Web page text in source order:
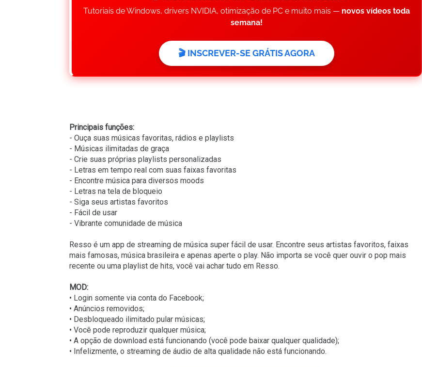
Tutoriais de Windows, drivers NVIDIA, otimização de PC e muito mais — novos vídeos toda
semana!
🎬 INSCREVER-SE GRÁTIS AGORA
Principais funções:
- Ouça suas músicas favoritas, rádios e playlists
- Músicas ilimitadas de graça
- Crie suas próprias playlists personalizadas
- Letras em tempo real com suas faixas favoritas
- Encontre música para diversos moods
- Letras na tela de bloqueio
- Siga seus artistas favoritos
- Fácil de usar
- Vibrante comunidade de música
Resso é um app de streaming de música super fácil de usar. Encontre seus artistas favoritos, faixas
mais famosas, música brasileira e apenas aperte o play. Não importa se você quer ouvir o pop mais
recente ou uma playlist de hits, você vai achar tudo em Resso.
MOD:
• Login somente via conta do Facebook;
• Anúncios removidos;
• Desbloqueado ilimitado pular músicas;
• Você pode reproduzir qualquer música;
• A opção de download está funcionando (você pode baixar qualquer qualidade);
• Infelizmente, o streaming de áudio de alta qualidade não está funcionando.